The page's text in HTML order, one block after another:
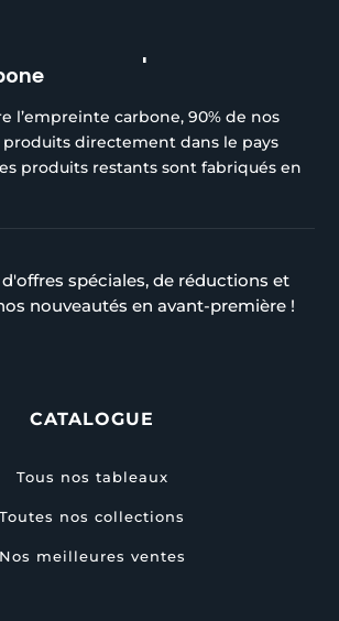
l’empreinte carbone, 90% de nos
directement dans le pays
produits restants sont fabriqués en
spéciales, de réductions et
nouveautés en avant-première !
CATALOGUE
Tous nos tableaux
Toutes nos collections
Nos meilleures ventes